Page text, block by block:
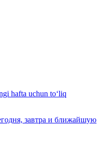
hafta uchun to‘liq
завтра и ближайшую